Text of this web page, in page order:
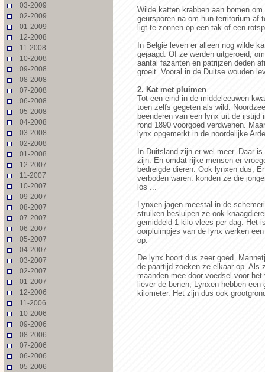
03-2009
02-2009
01-2009
12-2008
11-2008
10-2008
09-2008
08-2008
07-2008
06-2008
05-2008
04-2008
03-2008
02-2008
01-2008
12-2007
11-2007
10-2007
09-2007
08-2007
07-2007
06-2007
05-2007
04-2007
03-2007
02-2007
01-2007
12-2006
11-2006
10-2006
09-2006
08-2006
07-2006
06-2006
05-2006
Wilde katten krabben aan bomen
geursporen na om hun territorium af
ligt te zonnen op een tak of een
In België leven er alleen nog wilde
gejaagd. Of ze werden uitgeroeid,
aantal fazanten en patrijzen deden
groeit. Vooral in de Duitse wouden
2. Kat met pluimen
Tot een eind in de middeleeuwen
toen zelfs gegeten als wild.
beenderen van een lynx uit de
rond 1890 voorgoed verdwenen.
lynx opgemerkt in de noordelijke
In Duitsland zijn er wel meer. Daar
zijn. En omdat rijke mensen er
bedreigde dieren. Ook lynxen dus,
verboden waren. konden ze die
los ...
Lynxen jagen meestal in de
struiken besluipen ze ook
gemiddeld 1 kilo vlees per dag. Het
oorpluimpjes van de lynx werken
op.
De lynx hoort dus zeer goed.
de paartijd zoeken ze elkaar op. Als
maanden mee door voedsel voor
liever de benen, Lynxen hebben
kilometer. Het zijn dus ook